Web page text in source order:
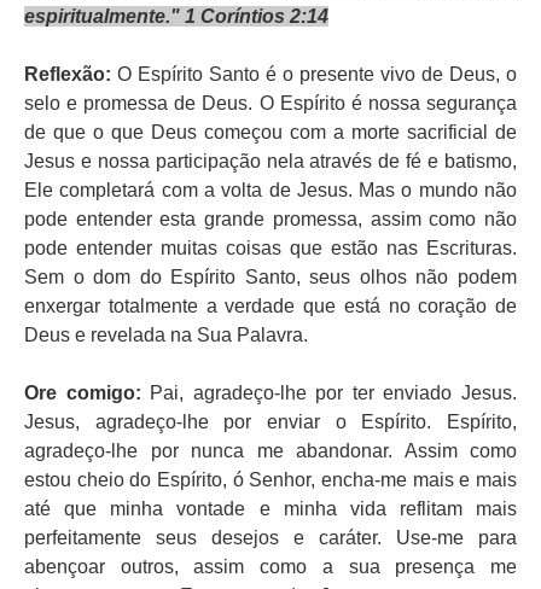
espiritualmente." 1 Coríntios 2:14
Reflexão: O Espírito Santo é o presente vivo de Deus, o
selo e promessa de Deus. O Espírito é nossa segurança
de que o que Deus começou com a morte sacrificial de
Jesus e nossa participação nela através de fé e batismo,
Ele completará com a volta de Jesus. Mas o mundo não
pode entender esta grande promessa, assim como não
pode entender muitas coisas que estão nas Escrituras.
Sem o dom do Espírito Santo, seus olhos não podem
enxergar totalmente a verdade que está no coração de
Deus e revelada na Sua Palavra.
Ore comigo: Pai, agradeço-lhe por ter enviado Jesus.
Jesus, agradeço-lhe por enviar o Espírito. Espírito,
agradeço-lhe por nunca me abandonar. Assim como
estou cheio do Espírito, ó Senhor, encha-me mais e mais
até que minha vontade e minha vida reflitam mais
perfeitamente seus desejos e caráter. Use-me para
abençoar outros, assim como a sua presença me